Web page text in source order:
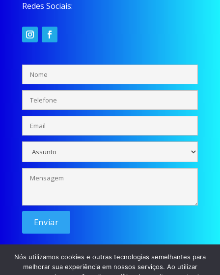
Redes Sociais:
Nós utilizamos cookies e outras tecnologias semelhantes para
melhorar sua experiência em nossos serviços. Ao utilizar